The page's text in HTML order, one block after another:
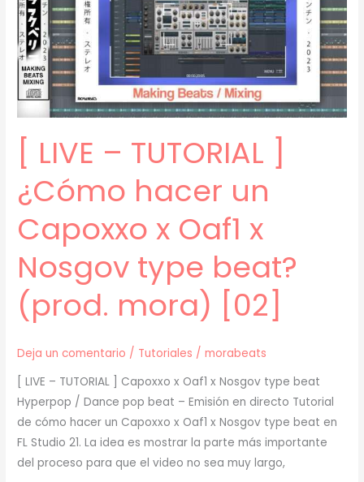
BLADEE
Type
BEATS
(prod.
mora)
[03]
[ LIVE – TUTORIAL ]
¿Cómo hacer un
Capoxxo x Oaf1 x
Nosgov type beat?
(prod. mora) [02]
Deja un comentario / Tutoriales /morabeats
[ LIVE – TUTORIAL ] Capoxxo x Oaf1 x Nosgov type beat
Hyperpop / Dance pop beat – Emisión en directo Tutorial
de cómo hacer un Capoxxo x Oaf1 x Nosgov type beat en
FL Studio 21. La idea es mostrar la parte más importante
del proceso para que el video no sea muy largo,